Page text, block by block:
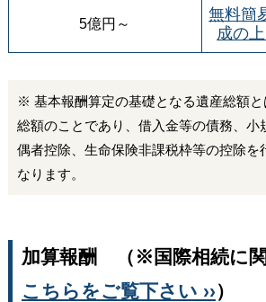
5億円 ～
無料簡
成の
※ 基本報酬算定の基礎となる遺産総額
総額のことであり、借入金等の債務、小
偶者控除、生命保険非課税枠等の控除を
なります。
加算報酬 （※国際相続に
こちらをご覧下さい ››）